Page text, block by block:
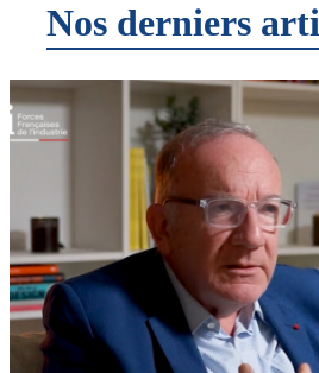
Nos derniers